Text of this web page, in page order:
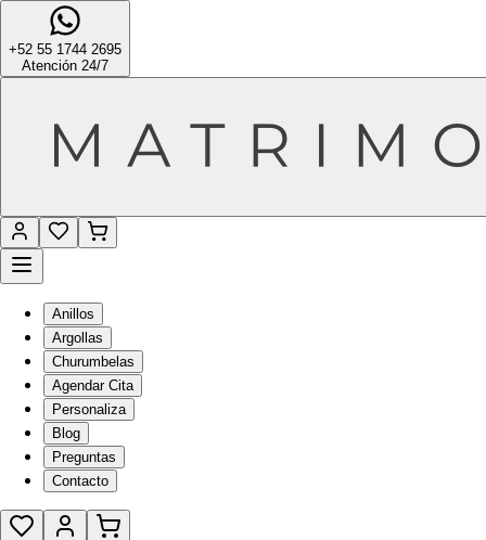
+52 55 1744 2695
Atención 24/7
Anillos
Argollas
Churumbelas
Agendar Cita
Personaliza
Blog
Preguntas
Contacto